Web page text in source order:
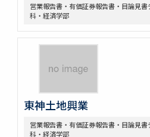
営業報告書・有価証券報告書・目論見
科・経済学部
東神土地興業
営業報告書・有価証券報告書・目論見
科・経済学部